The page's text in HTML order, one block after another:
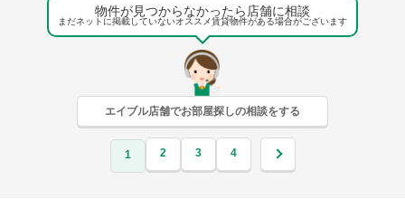
物件が見つからなかったら店舗に相談
まだネットに掲載していないオススメ賃貸物件がある場合がございます
エイブル店舗でお部屋探しの相談をする
1 2 3 4